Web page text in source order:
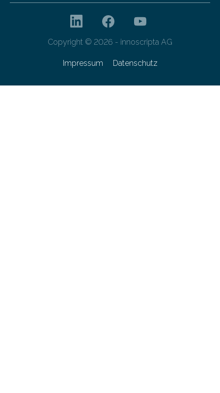
Copyright © 2026 - innoscripta AG
Impressum Datenschutz